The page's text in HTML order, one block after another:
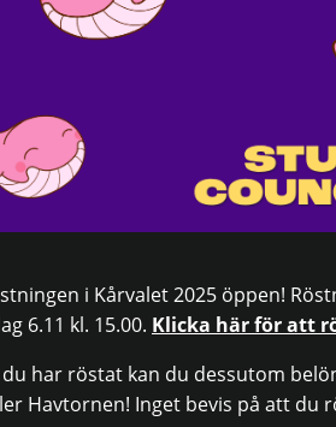
i Kårvalet 2025 öppen!
6.11 kl. 15.00. Klicka här för att
har röstat kan du dessutom
Havtornen! Inget bevis på att du